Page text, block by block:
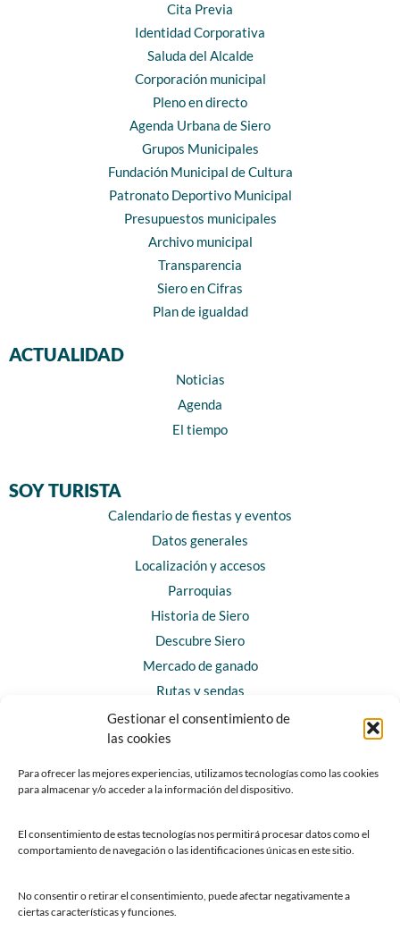
Gestionar el consentimiento de
las cookies
Para ofrecer las mejores experiencias, utilizamos tecnologías como las cookies
para almacenar y/o acceder a la información del dispositivo.
El consentimiento de estas tecnologías nos permitirá procesar datos como el
comportamiento de navegación o las identificaciones únicas en este sitio.
No consentir o retirar el consentimiento, puede afectar negativamente a
ciertas características y funciones.
Cita Previa
Identidad Corporativa
Saluda del Alcalde
Corporación municipal
Pleno en directo
Agenda Urbana de Siero
Grupos Municipales
Fundación Municipal de Cultura
Patronato Deportivo Municipal
Presupuestos municipales
Archivo municipal
Transparencia
Siero en Cifras
Plan de igualdad
ACTUALIDAD
Noticias
Agenda
El tiempo
SOY TURISTA
Calendario de fiestas y eventos
Datos generales
Localización y accesos
Parroquias
Historia de Siero
Descubre Siero
Mercado de ganado
Rutas y sendas
Horarios y contacto
Teléfonos de interés
Chatbot Siero
SEDES ELECTRÓNICAS
Sede del Ayuntamiento de Siero